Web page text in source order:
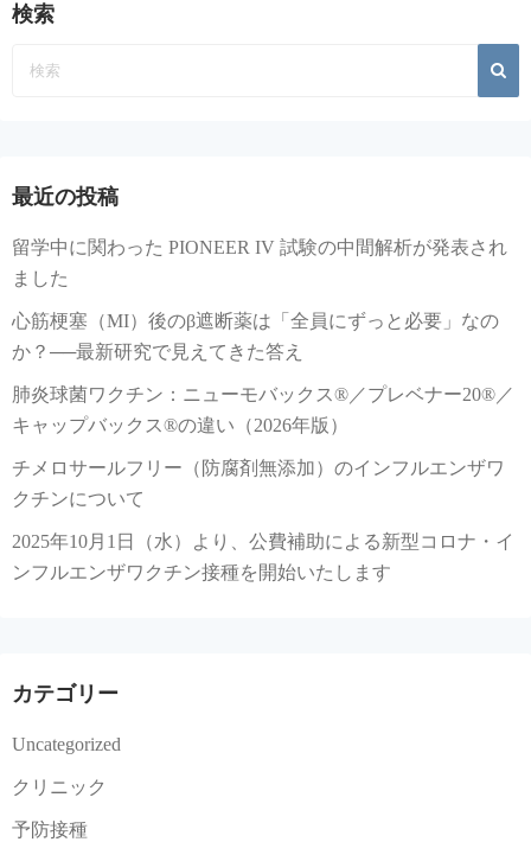
検索
最近の投稿
留学中に関わった PIONEER IV 試験の中間解析が発表され
ました
心筋梗塞（MI）後のβ遮断薬は「全員にずっと必要」なの
か？──最新研究で見えてきた答え
肺炎球菌ワクチン：ニューモバックス®／プレベナー20®／
キャップバックス®の違い（2026年版）
チメロサールフリー（防腐剤無添加）のインフルエンザワ
クチンについて
2025年10月1日（水）より、公費補助による新型コロナ・イ
ンフルエンザワクチン接種を開始いたします
カテゴリー
Uncategorized
クリニック
予防接種